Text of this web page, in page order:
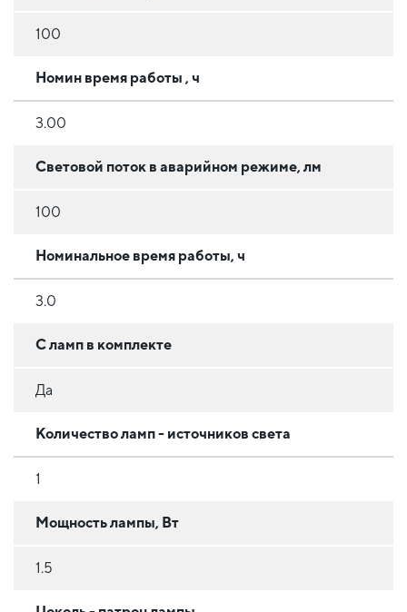
100
Номин время работы , ч
3.00
Световой поток в аварийном режиме, лм
100
Номинальное время работы, ч
3.0
С ламп в комплекте
Да
Количество ламп - источников света
1
Мощность лампы, Вт
1.5